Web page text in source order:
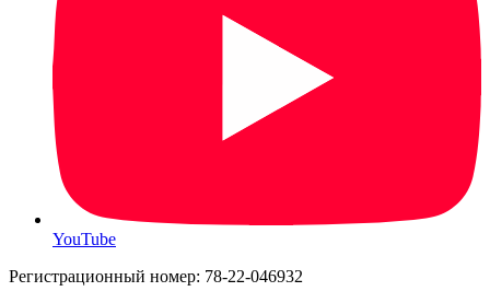
YouTube
Регистрационный номер: 78-22-046932